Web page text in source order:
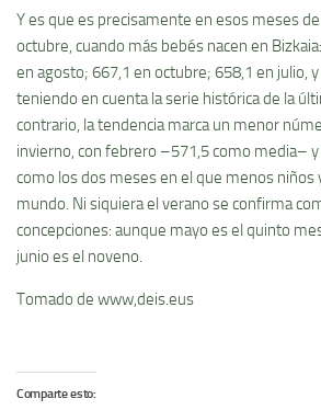
Y es que es precisamente en esos meses
octubre, cuando más bebés nacen en
en agosto; 667,1 en octubre; 658,1 en julio,
teniendo en cuenta la serie histórica de la
contrario, la tendencia marca un menor
invierno, con febrero –571,5 como media–
como los dos meses en el que menos niños
mundo. Ni siquiera el verano se confirma
concepciones: aunque mayo es el quinto
junio es el noveno.
Tomado de www,deis.eus
Comparte esto: